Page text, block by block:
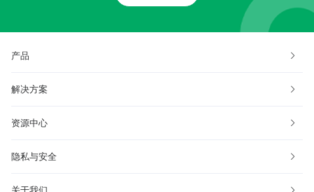
产品
解决方案
资源中心
隐私与安全
关于我们